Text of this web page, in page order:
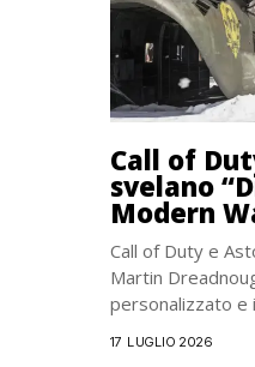
Call of
svelano
Modern
Call of Duty e
Martin
personalizzato e
17 LUGLIO 2026